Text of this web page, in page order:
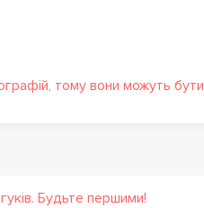
тому вони можуть бути
Будьте першими!